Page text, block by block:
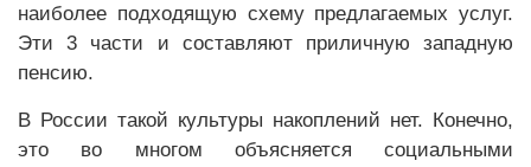
наиболее подходящую схему предлагаемых услуг.
Эти 3 части и составляют приличную западную
пенсию.
В России такой культуры накоплений нет. Конечно,
это во многом объясняется социальными